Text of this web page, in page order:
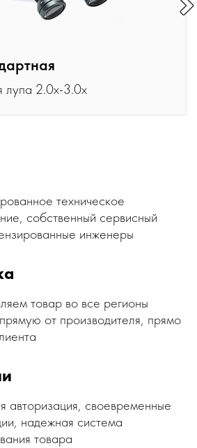
лупа 2.0x-3.0x
техническое
собственный сервисный
инженеры
товар во все регионы
от производителя, прямо
авторизация, своевременные
надежная система
товара